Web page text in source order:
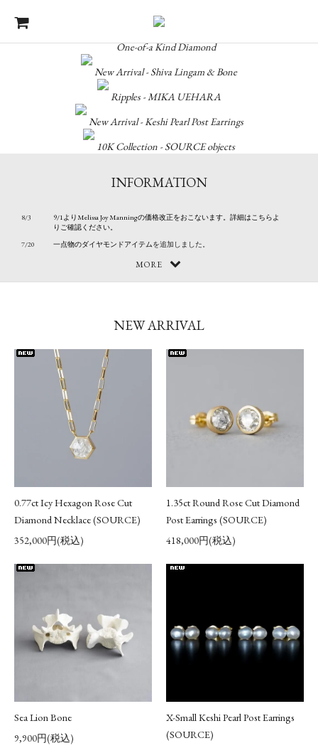
One-of-a Kind Diamond
New Arrival - Shiva Lingam & Bone
Ripples - MIKA UEHARA
New Arrival - Keshi Pearl Post Earrings
10K Collection - SOURCE objects
INFORMATION
8/3
9/1よりMelissa Joy Manningの価格改正をおこないます。詳細はこちらよ
りご確認ください。
7/20
一点物のダイヤモンドアイテムを追加しました。
を追加しました。
MORE
NEW ARRIVAL
0.77ct Icy Hexagon Rose Cut
Diamond Necklace (SOURCE)
352,000円(税込)
1.35ct Round Rose Cut Diamond
Post Earrings (SOURCE)
418,000円(税込)
Sea Lion Bone
9,900円(税込)
X-Small Keshi Pearl Post Earrings
(SOURCE)